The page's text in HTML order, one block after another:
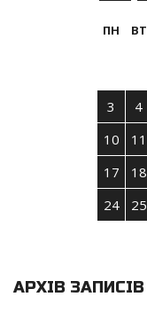
ПН ВТ
3
4
10
11
17
18
24
25
АРХІВ ЗАПИСІВ